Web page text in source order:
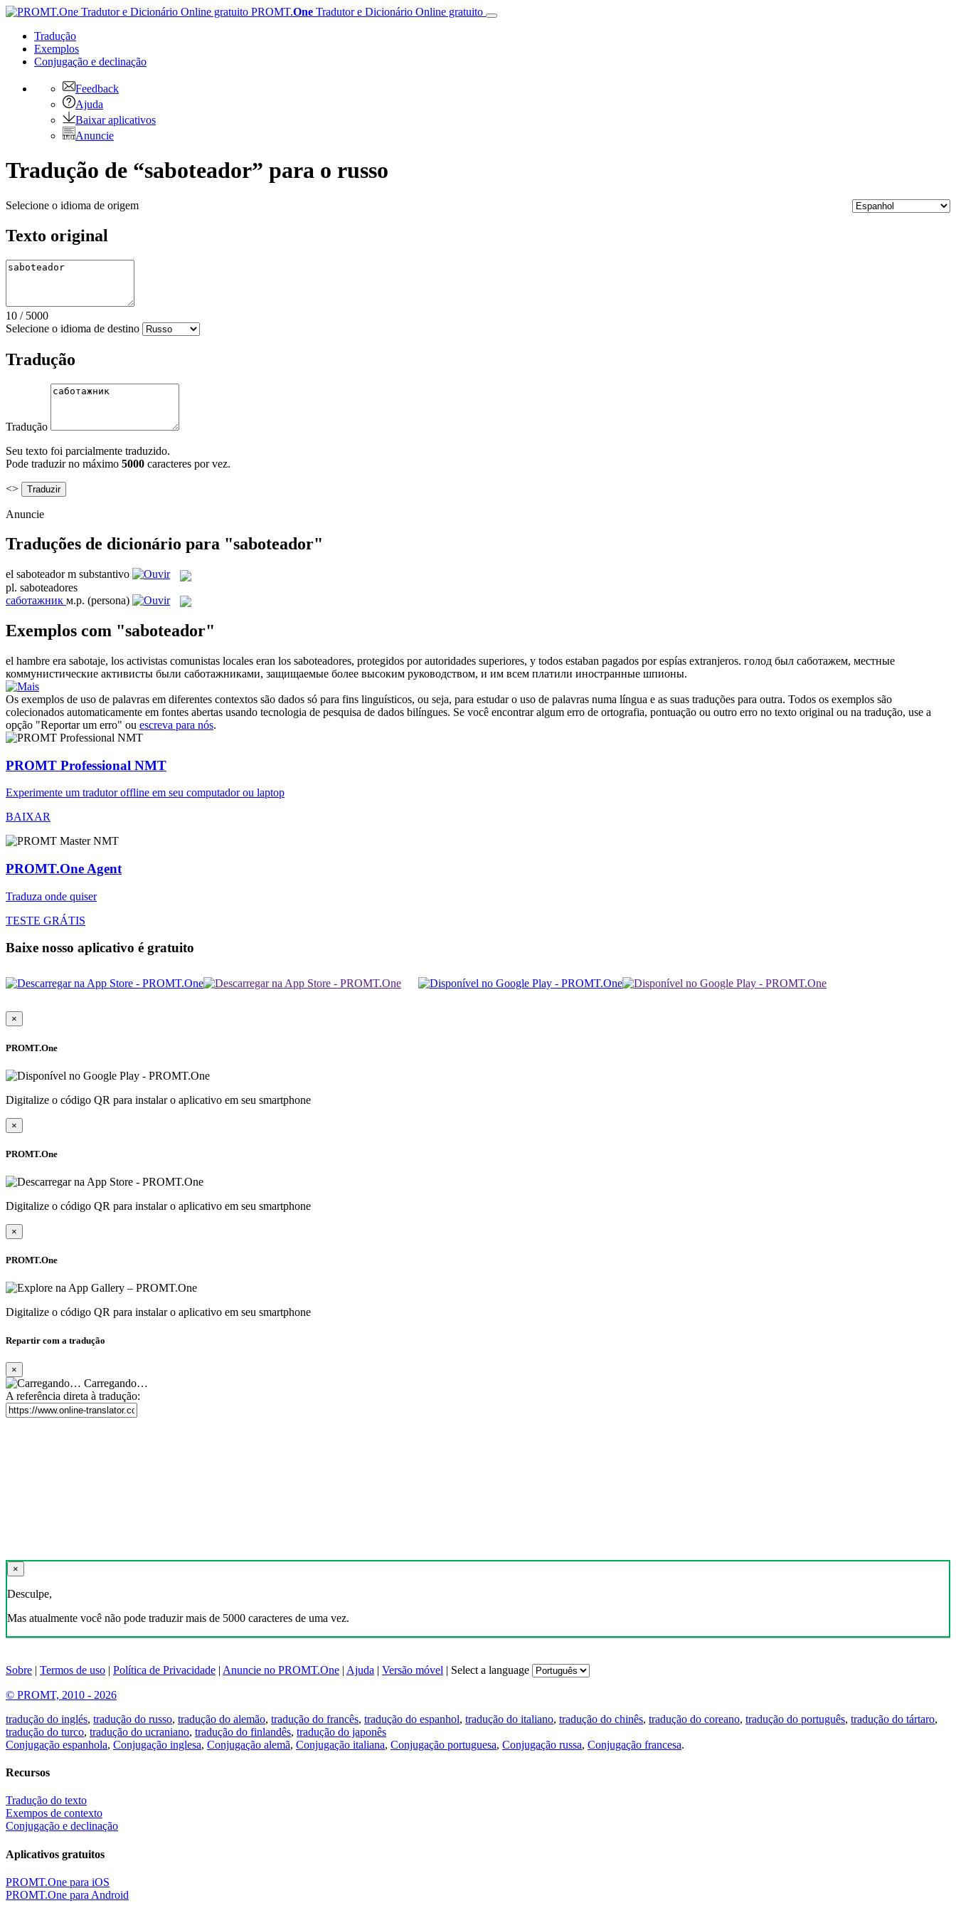
PROMT.One Tradutor e Dicionário Online gratuito
Tradução
Exemplos
Conjugação e declinação
Feedback
Ajuda
Baixar aplicativos
Anuncie
Tradução de “saboteador” para o russo
Selecione o idioma de origem
Texto original
10 / 5000
Selecione o idioma de destino
Tradução
Tradução
Seu texto foi parcialmente traduzido.
Pode traduzir no máximo 5000 caracteres por vez.
<>
Anuncie
Traduções de dicionário para "saboteador"
el saboteador m substantivo
pl. saboteadores
саботажник м.р. (persona)
Exemplos com "saboteador"
el hambre era sabotaje, los activistas comunistas locales eran los saboteadores, protegidos por autoridades superiores, y todos estaban pagados por espías extranjeros. голод был саботажем, местные
коммунистические активисты были саботажниками, защищаемые более высоким руководством, и им всем платили иностранные шпионы.
Os exemplos de uso de palavras em diferentes contextos são dados só para fins linguísticos, ou seja, para estudar o uso de palavras numa língua e as suas traduções para outra. Todos os exemplos são
colecionados automaticamente em fontes abertas usando tecnologia de pesquisa de dados bilíngues. Se você encontrar algum erro de ortografia, pontuação ou outro erro no texto original ou na tradução, use a
opção "Reportar um erro" ou escreva para nós.
PROMT Professional NMT
Experimente um tradutor offline em seu computador ou laptop
BAIXAR
PROMT.One Agent
Traduza onde quiser
TESTE GRÁTIS
Baixe nosso aplicativo é gratuito
×
PROMT.One
Digitalize o código QR para instalar o aplicativo em seu smartphone
×
PROMT.One
Digitalize o código QR para instalar o aplicativo em seu smartphone
×
PROMT.One
Digitalize o código QR para instalar o aplicativo em seu smartphone
Repartir com a tradução
×
Carregando…
A referência direta à tradução:
×
Desculpe,
Mas atualmente você não pode traduzir mais de 5000 caracteres de uma vez.
Sobre | Termos de uso | Política de Privacidade | Anuncie no PROMT.One | Ajuda | Versão móvel | Select a language
© PROMT, 2010 - 2026
tradução do inglés, tradução do russo, tradução do alemão, tradução do francês, tradução do espanhol, tradução do italiano, tradução do chinês, tradução do coreano, tradução do português, tradução do tártaro,
tradução do turco, tradução do ucraniano, tradução do finlandês, tradução do japonês
Conjugação espanhola, Conjugação inglesa, Conjugação alemã, Conjugação italiana, Conjugação portuguesa, Conjugação russa, Conjugação francesa.
Recursos
Tradução do texto
Exempos de contexto
Conjugação e declinação
Aplicativos gratuitos
PROMT.One para iOS
PROMT.One para Android